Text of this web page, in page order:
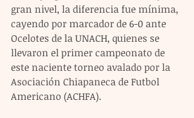
gran nivel, la diferencia fue mínima,
cayendo por marcador de 6-0 ante
Ocelotes de la UNACH, quienes se
llevaron el primer campeonato de
este naciente torneo avalado por la
Asociación Chiapaneca de Futbol
Americano (ACHFA).